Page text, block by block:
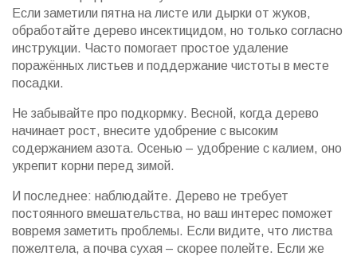
Если заметили пятна на листе или дырки от жуков,
обработайте дерево инсектицидом, но только согласно
инструкции. Часто помогает простое удаление
поражённых листьев и поддержание чистоты в месте
посадки.
Не забывайте про подкормку. Весной, когда дерево
начинает рост, внесите удобрение с высоким
содержанием азота. Осенью – удобрение с калием, оно
укрепит корни перед зимой.
И последнее: наблюдайте. Дерево не требует
постоянного вмешательства, но ваш интерес поможет
вовремя заметить проблемы. Если видите, что листва
пожелтела, а почва сухая – скорее полейте. Если же